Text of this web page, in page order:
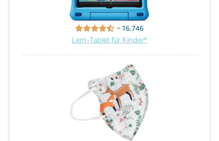
Lern-Tablet für Kinder*